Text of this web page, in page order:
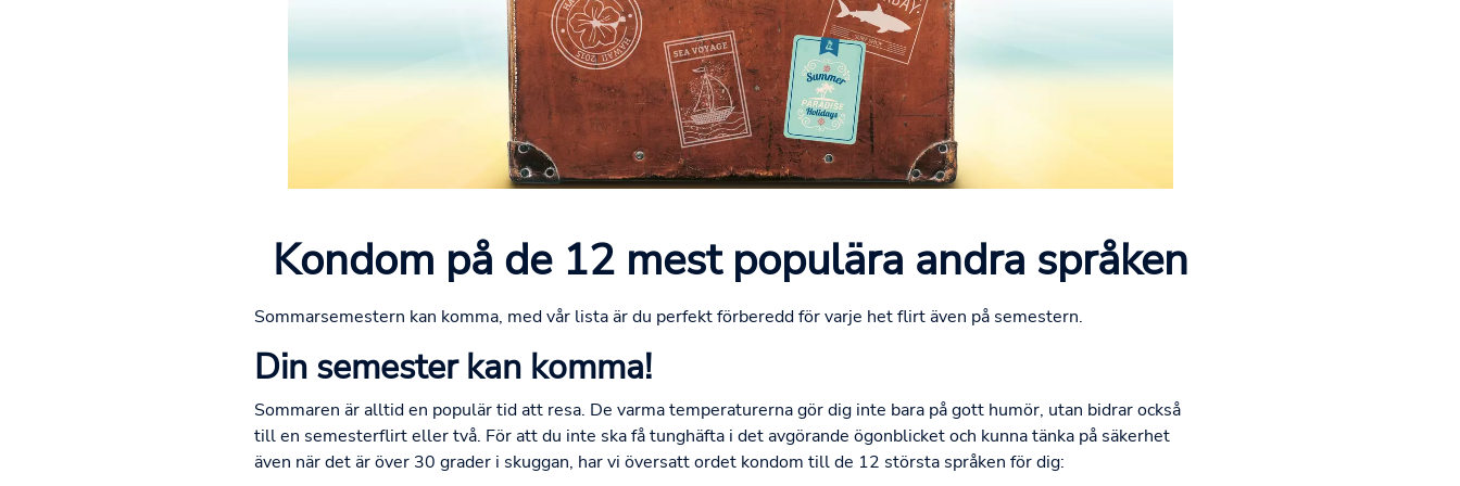
Kondom på de 12 mest populära andra språken
Sommarsemestern kan komma, med vår lista är du perfekt förberedd för varje het flirt även på semestern.
Din semester kan komma!
Sommaren är alltid en populär tid att resa. De varma temperaturerna gör dig inte bara på gott humör, utan bidrar också
till en semesterflirt eller två. För att du inte ska få tunghäfta i det avgörande ögonblicket och kunna tänka på säkerhet
även när det är över 30 grader i skuggan, har vi översatt ordet kondom till de 12 största språken för dig: